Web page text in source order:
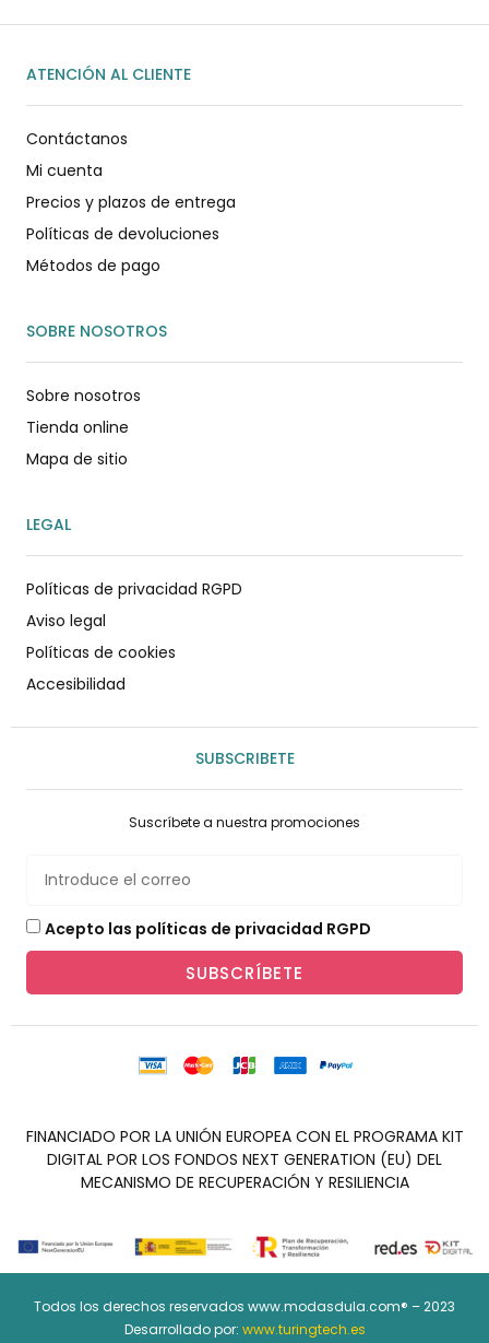
ATENCIÓN AL CLIENTE
Contáctanos
Mi cuenta
Precios y plazos de entrega
Políticas de devoluciones
Métodos de pago
SOBRE NOSOTROS
Sobre nosotros
Tienda online
Mapa de sitio
LEGAL
Políticas de privacidad RGPD
Aviso legal
Políticas de cookies
Accesibilidad
SUBSCRIBETE
Suscríbete a nuestra promociones
Acepto las políticas de privacidad RGPD
SUBSCRÍBETE
FINANCIADO POR LA UNIÓN EUROPEA CON EL PROGRAMA KIT
DIGITAL POR LOS FONDOS NEXT GENERATION (EU) DEL
MECANISMO DE RECUPERACIÓN Y RESILIENCIA
Todos los derechos reservados www.modasdula.com® – 2023
Desarrollado por: www.turingtech.es